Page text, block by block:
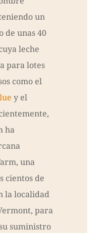
un
de unas 40
leche
para lotes
como el
y el
ha
una
cientos de
la localidad
para
suministro